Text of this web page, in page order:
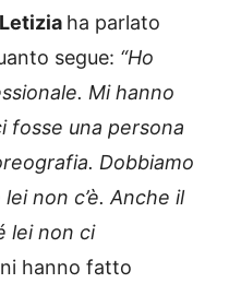
Letizia ha parlato
segue: “Ho
Mi hanno
fosse una persona
Dobbiamo
non c’è. Anche il
lei non ci
hanno fatto